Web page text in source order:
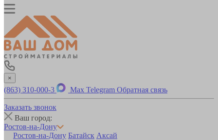
×
(863) 310-000-3 Max Telegram Обратная связь
Заказать звонок
Ваш город:
Ростов-на-Дону
Ростов-на-Дону Батайск Аксай